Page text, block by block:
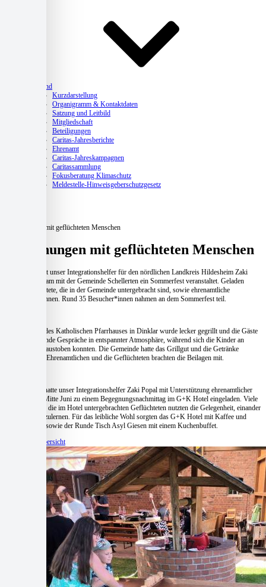
Verband
Kurzdarstellung
Organigramm & Kontaktdaten
Satzung und Leitbild
Mitgliedschaft
Beteiligungen
Caritas-Jahresberichte
Ehrenamt
Caritas-Jahreskampagnen
Caritassammlung
Fokusberatung Klimaschutz
Meldestelle-Hinweisgeberschutzgesetz
Begegnungen mit geflüchteten Menschen
Begegnungen mit geflüchteten Menschen
Anfang Juli hat unser Integrationshelfer für den nördlichen Landkreis Hildesheim Zaki
Popal gemeinsam mit der Gemeinde Schellerten ein Sommerfest veranstaltet. Geladen
waren Geflüchtete, die in der Gemeinde untergebracht sind, sowie ehrenamtliche
Unterstützer*innen. Rund 35 Besucher*innen nahmen an dem Sommerfest teil.
Auf dem Hof des Katholischen Pfarrhauses in Dinklar wurde lecker gegrillt und die Gäste
führten anregende Gespräche in entspannter Atmosphäre, während sich die Kinder an
Spielstationen austoben konnten. Die Gemeinde hatte das Grillgut und die Getränke
gespendet, die Ehrenamtlichen und die Geflüchteten brachten die Beilagen mit.
In Ahrbergen hatte unser Integrationshelfer Zaki Popal mit Unterstützung ehrenamtlicher
Helfer*innen Mitte Juni zu einem Begegnungsnachmittag im G+K Hotel eingeladen. Viele
Ahrberger und die im Hotel untergebrachten Geflüchteten nutzten die Gelegenheit, einander
besser kennenzulernen. Für das leibliche Wohl sorgten das G+K Hotel mit Kaffee und
Kaltgetränken sowie der Runde Tisch Asyl Giesen mit einem Kuchenbuffet.
Zur Beitragsübersicht